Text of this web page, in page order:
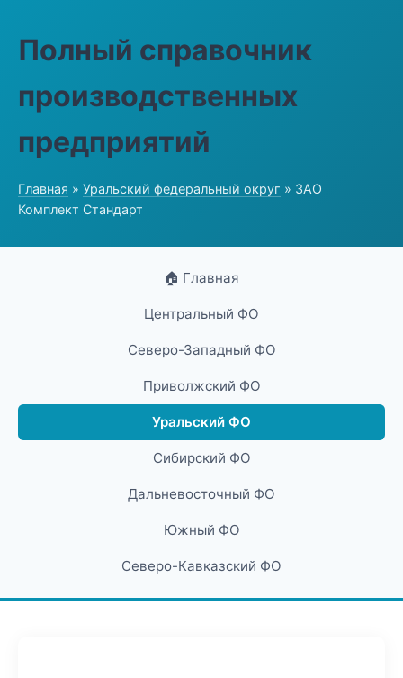
Полный справочник
производственных
предприятий
Главная » Уральский федеральный округ » ЗАО
Комплект Стандарт
🏠 Главная
Центральный ФО
Северо-Западный ФО
Приволжский ФО
Уральский ФО
Сибирский ФО
Дальневосточный ФО
Южный ФО
Северо-Кавказский ФО